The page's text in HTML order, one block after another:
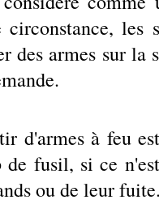
circonstance, les
des armes sur
d'armes à feu
de fusil, si ce
ou de leur